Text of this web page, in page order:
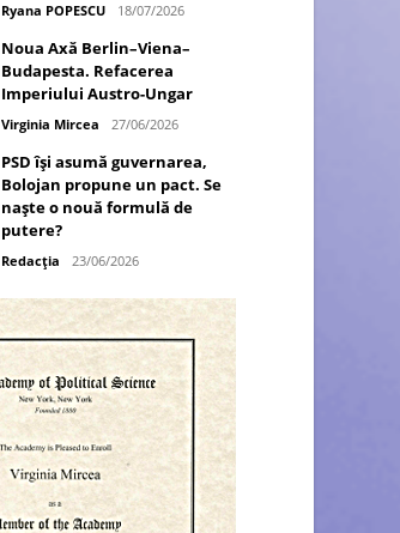
Ryana POPESCU 18/07/2026
Noua Axă Berlin–Viena–
Budapesta. Refacerea
Imperiului Austro-Ungar
Virginia Mircea 27/06/2026
PSD își asumă guvernarea,
Bolojan propune un pact. Se
naște o nouă formulă de
putere?
Redacția 23/06/2026